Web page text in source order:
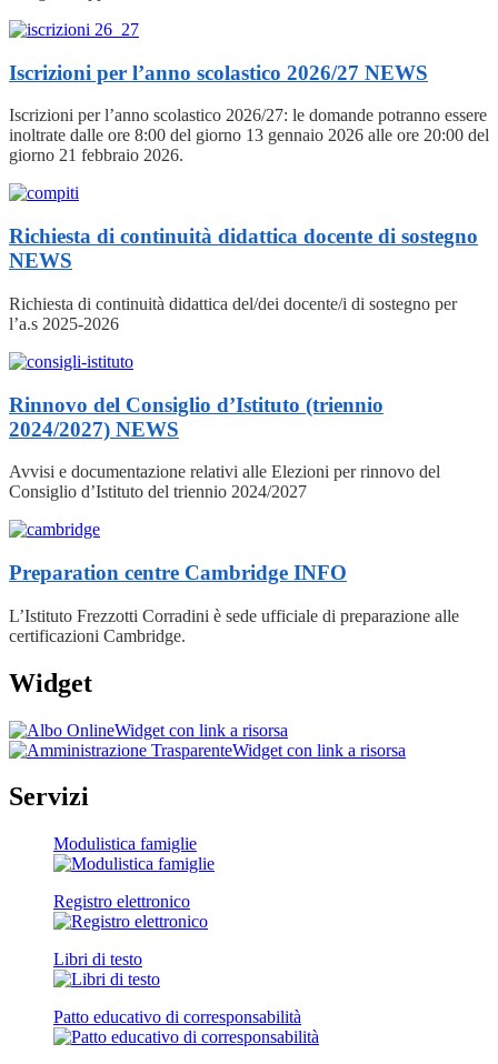
Iscrizioni per l’anno scolastico 2026/27 NEWS
Iscrizioni per l’anno scolastico 2026/27: le domande potranno essere
inoltrate dalle ore 8:00 del giorno 13 gennaio 2026 alle ore 20:00 del
giorno 21 febbraio 2026.
Richiesta di continuità didattica docente di sostegno
NEWS
Richiesta di continuità didattica del/dei docente/i di sostegno per
l’a.s 2025-2026
Rinnovo del Consiglio d’Istituto (triennio
2024/2027) NEWS
Avvisi e documentazione relativi alle Elezioni per rinnovo del
Consiglio d’Istituto del triennio 2024/2027
Preparation centre Cambridge INFO
L’Istituto Frezzotti Corradini è sede ufficiale di preparazione alle
certificazioni Cambridge.
Widget
Widget con link a risorsa
Widget con link a risorsa
Servizi
Modulistica famiglie
Registro elettronico
Libri di testo
Patto educativo di corresponsabilità